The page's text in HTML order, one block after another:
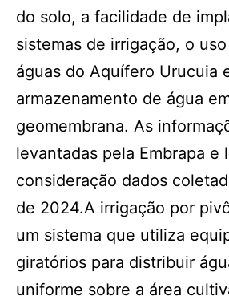
do solo, a facilidade de
sistemas de irrigação, o
águas do Aquífero Urucuia
armazenamento de água
geomembrana. As
levantadas pela Embrapa e
consideração dados
de 2024.A irrigação por
um sistema que utiliza
giratórios para distribuir
uniforme sobre a área